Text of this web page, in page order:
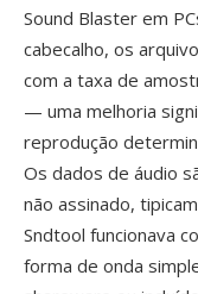
Sound Blaster em
cabecalho, os
com a taxa de
— uma melhoria
reprodução
Os dados de áudio
não assinado,
Sndtool funcionava
forma de onda